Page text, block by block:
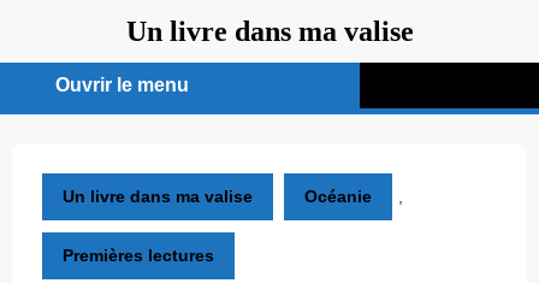
contenu
Un livre dans ma valise
Ouvrir le menu
menu
Un livre dans ma valise Océanie
Premières lectures